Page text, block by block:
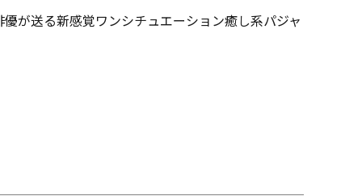
が送る新感覚ワンシチュエーション癒し系パジャ